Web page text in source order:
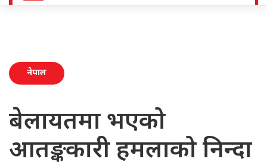
नेपाल
बेलायतमा भएको
आतङ्ककारी हमलाको निन्दा